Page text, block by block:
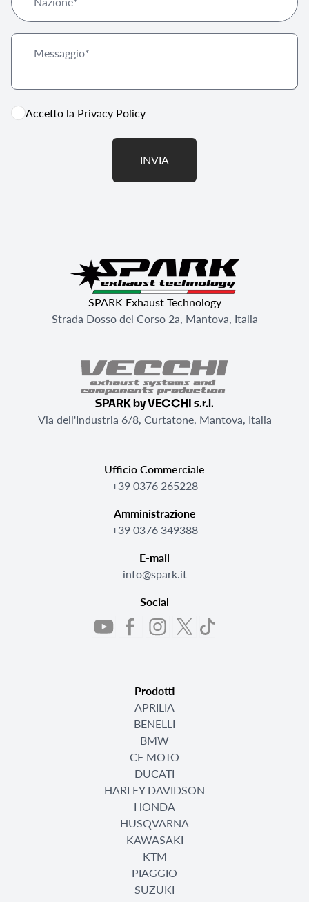
Accetto la Privacy Policy
INVIA
SPARK Exhaust Technology
Strada Dosso del Corso 2a, Mantova, Italia
SPARK by VECCHI s.r.l.
Via dell'Industria 6/8, Curtatone, Mantova, Italia
Ufficio Commerciale
+39 0376 265228
Amministrazione
+39 0376 349388
E-mail
info@spark.it
Social
Prodotti
APRILIA
BENELLI
BMW
CF MOTO
DUCATI
HARLEY DAVIDSON
HONDA
HUSQVARNA
KAWASAKI
KTM
PIAGGIO
SUZUKI